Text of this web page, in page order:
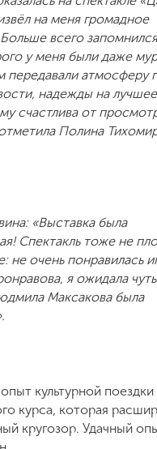
на меня громадное
всего
у меня были даже
передавали атмосферу
надежды на
счастлива от
Полина
«Выставка была
Спектакль тоже не
не очень понравилась
я ожидала
Максакова была
культурной поездки
курса, которая
кругозор. Удачный